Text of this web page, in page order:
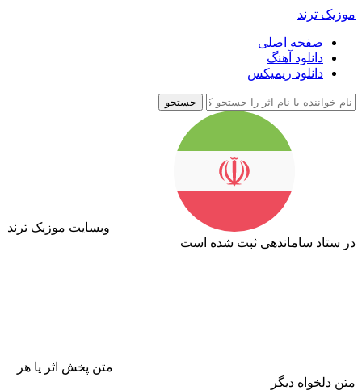
موزیک ترند
صفحه اصلی
دانلود آهنگ
دانلود ریمیکس
جستجو
وبسایت موزیک ترند
در ستاد ساماندهی ثبت شده است
متن پخش اثر یا هر
متن دلخواه دیگر